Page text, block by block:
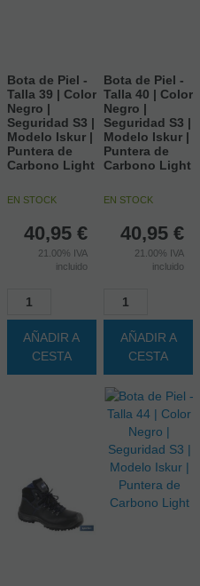
Bota de Piel -
Talla 39 | Color
Negro |
Seguridad S3 |
Modelo Iskur |
Puntera de
Carbono Light
EN STOCK
40,95 €
21.00% IVA
incluido
AÑADIR A
CESTA
Bota de Piel -
Talla 40 | Color
Negro |
Seguridad S3 |
Modelo Iskur |
Puntera de
Carbono Light
EN STOCK
40,95 €
21.00% IVA
incluido
AÑADIR A
CESTA